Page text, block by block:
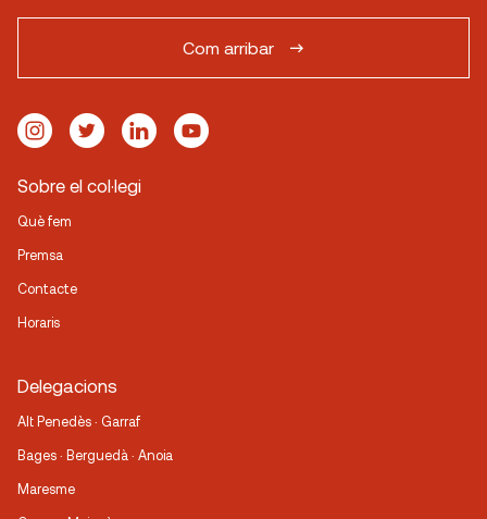
Com arribar
Sobre el col·legi
Què fem
Premsa
Contacte
Horaris
Delegacions
Alt Penedès · Garraf
Bages · Berguedà · Anoia
Maresme